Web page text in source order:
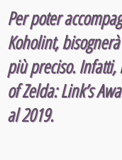
Per poter
Koholint,
più preciso. Infatti,
of Zelda: Link’s
al 2019.